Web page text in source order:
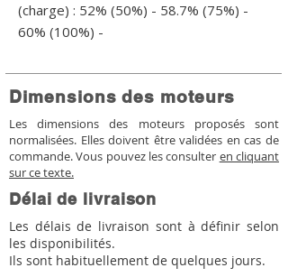
(charge) : 52% (50%) - 58.7% (75%) -
60% (100%) -
Dimensions des moteurs
Les dimensions des moteurs proposés sont
normalisées. Elles doivent être validées en cas de
commande. Vous pouvez les consulter en cliquant
sur ce texte.
Délai de livraison
Les délais de livraison sont à définir selon
les disponibilités.
Ils sont habituellement de quelques jours.